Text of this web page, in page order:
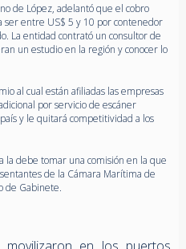
de López, adelantó que el cobro
entre US$ 5 y 10 por contenedor
La entidad contrató un consultor de
un estudio en la región y conocer lo
al cual están afiliadas las empresas
por servicio de escáner
y le quitará competitividad a los
la debe tomar una comisión en la que
de la Cámara Marítima de
de Gabinete.